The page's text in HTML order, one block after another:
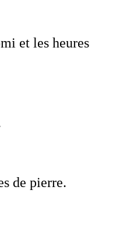
et les heures
de pierre.